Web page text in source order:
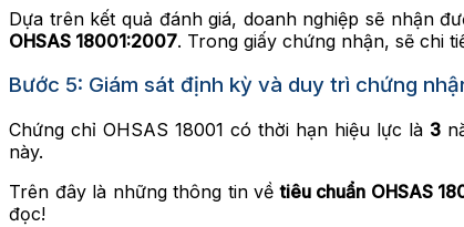
Dựa trên kết quả đánh giá, doanh nghiệp sẽ nhận
OHSAS 18001:2007. Trong giấy chứng nhận, sẽ chi
Bước 5: Giám sát định kỳ và duy trì chứng
Chứng chỉ OHSAS 18001 có thời hạn hiệu lực là 3
này.
Trên đây là những thông tin vềtiêu chuẩn OHSAS
đọc!